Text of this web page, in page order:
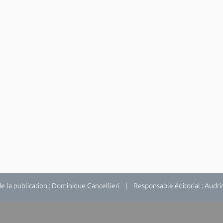
publication : Dominique Cancellieri | Responsable éditorial :